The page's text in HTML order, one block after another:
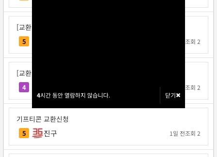
4시간 동안 열람하지 않습니다. 닫기
4시간 동안 열람하지 않습니다. 닫기
[교환신청] 국밥왕
5 조회 2
[교환신청] 공사판박씨
4 조회 2
기프티콘 교환신청
5 진구 1일 전조회 2